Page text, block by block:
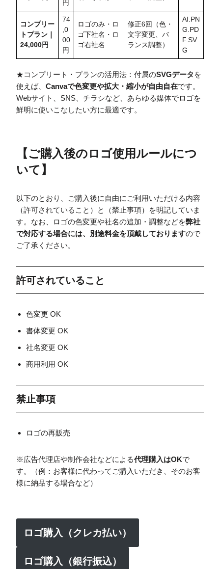
円
コンプリー
トプラン｜
24,000円
74
,0
00
円
ロゴのみ・ロ
ゴ下社名・ロ
ゴ右社名
修正6回（色・
文字変更、バ
ランス調整）
AI.PN
G.PD
F.SV
G
★コンプリート・プランの活用法：付属のSVGデータ を
使えば、 Canvaで色変更や拡大・縮小が自由自在です。
Webサイト、SNS、チラシなど、あらゆる媒体でロゴを
鮮明に使いこなしたい方に最適です。
【ご購入後のロゴ使用ルールにつ
いて 】
以下のとおり、ご購入後に自由にご利用いただける内容
（許可されていること）と（禁止事項）を明記していま
す。なお、ロゴの色変更や社名の追加・調整などを弊社
で対応する場合には、別途料金を頂戴しておりますので
ご了承ください。
許可されていること
色変更 OK
書体変更 OK
社名変更 OK
商用利用 OK
禁止事項
ロゴの再販売
※広告代理店や制作会社などによる代理購入はOKで
す。（例：お客様に代わってご購入いただき、そのお客
様に納品する場合など）
ロゴ購入（クレカ払い）
ロゴ購入（銀行振込）